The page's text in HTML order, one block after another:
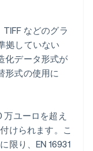
などのグラ
拠していない
化データ形式が
形式の使用に
ユーロを超え
けられます。こ
限り、EN 16931